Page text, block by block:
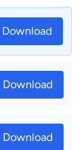
Download
Download
Download